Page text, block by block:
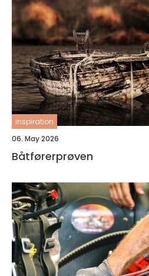
inspiration
06. May 2026
Båtførerprøven